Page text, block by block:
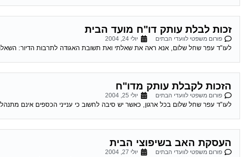
זכות לבלת עותק דו"ח מועד הבית
פורום משפטי לוועדי הבתים יולי 24, 2004
לעו"ד עפר שחל שלום, אנא ראה את שאלתי ואת תשובת האגודה לתרבות הדיור:
הזכות לקבלת עותק מדו"ח
פורום משפטי לוועדי הבתים יולי 25, 2004
לעו"ד עפר שחל שלום בכל ארגון, כאשר יש סיבה לחשוב כי ענייני הכספים אינם
העסקת האב בשיפוצי הבית
פורום משפטי לוועדי הבתים יולי 27, 2004